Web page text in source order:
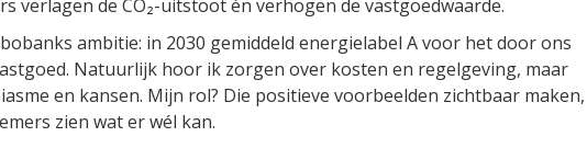
verlagen de CO₂-uitstoot én verhogen de vastgoedwaarde.
ambitie: in 2030 gemiddeld energielabel A voor het door ons
Natuurlijk hoor ik zorgen over kosten en regelgeving, maar
en kansen. Mijn rol? Die positieve voorbeelden zichtbaar maken,
zien wat er wél kan.